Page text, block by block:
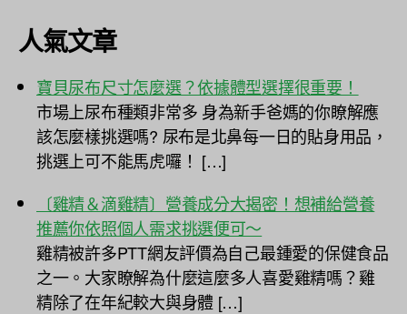
人氣文章
寶貝尿布尺寸怎麼選？依據體型選擇很重要！
市場上尿布種類非常多 身為新手爸媽的你瞭解應
該怎麼樣挑選嗎? 尿布是北鼻每一日的貼身用品，
挑選上可不能馬虎囉！ […]
〔雞精＆滴雞精〕營養成分大揭密！想補給營養
推薦你依照個人需求挑選便可～
雞精被許多PTT網友評價為自己最鍾愛的保健食品
之一。大家瞭解為什麼這麼多人喜愛雞精嗎？雞
精除了在年紀較大與身體 […]